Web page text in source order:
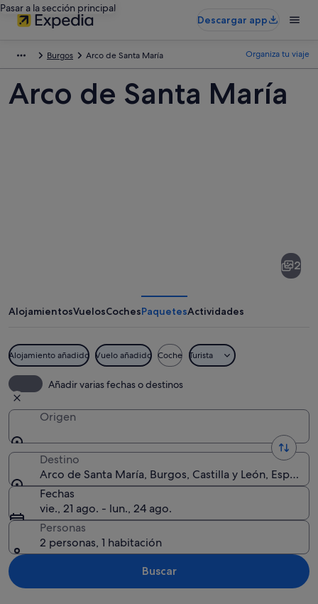
Pasar a la sección principal
Descargar app
Burgos Arco de Santa María Organiza tu viaje
Arco de Santa María
María
2
AlojamientosVuelosCochesPaquetesActividades
Alojamiento añadido Vuelo añadido Coche Turista
Añadir varias fechas o destinos
Origen
Destino
Arco de Santa María, Burgos, Castilla y León, España
Fechas
vie., 21 ago. - lun., 24 ago.
Personas
2 personas, 1 habitación
Buscar